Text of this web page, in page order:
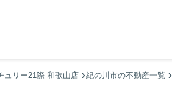
ュリー21際 和歌山店 紀の川市の不動産一覧